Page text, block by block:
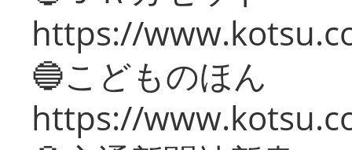
https://
🔵こどものほん
https://